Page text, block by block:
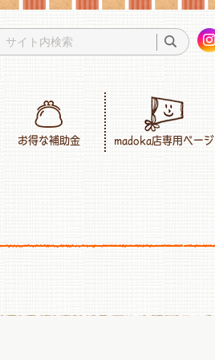
お得な補助金 madoka店専用ページ